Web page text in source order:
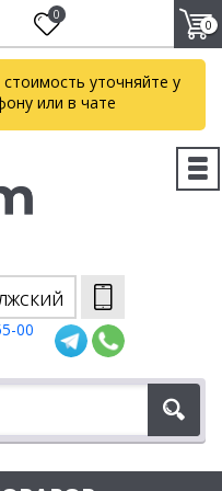
0
0
уточняйте у
или в чате
00